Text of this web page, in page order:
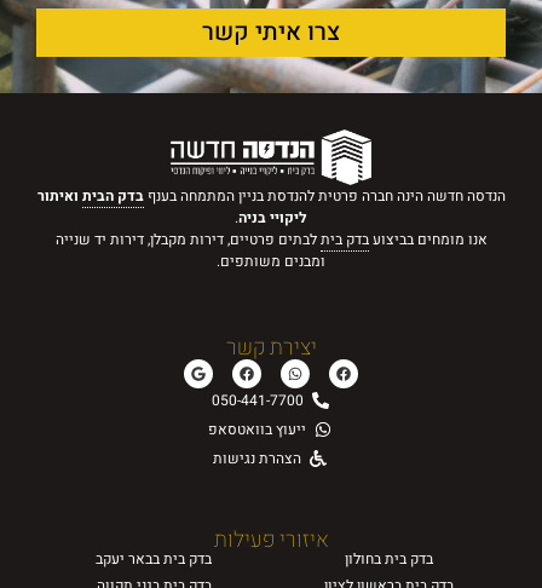
צרו איתי קשר
הנדסה חדשה הינה חברה פרטית להנדסת בניין המתמחה בענףבדק הבית ואיתור
ליקויי בניה.
אנו מומחים בביצועבדק ביתלבתים פרטיים, דירות מקבלן, דירות יד שנייה
ומבנים משותפים.
יצירת קשר
050-441-7700
ייעוץ בוואטסאפ
הצהרת נגישות
איזורי פעילות
בדק ביתבחולון בדק ביתבבאר יעקב